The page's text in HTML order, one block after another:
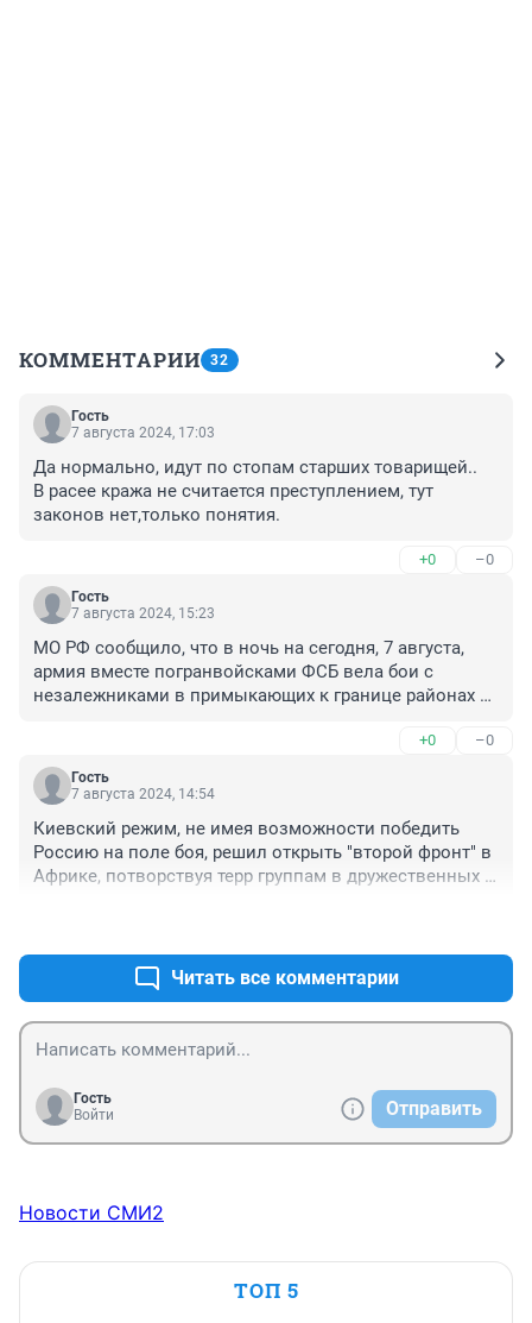
КОММЕНТАРИИ 32
Гость
7 августа 2024, 17:03
Да нормально, идут по стопам старших товарищей..
В расее кража не считается преступлением, тут
законов нет,только понятия.
+0 –0
Гость
7 августа 2024, 15:23
МО РФ сообщило, что в ночь на сегодня, 7 августа,
армия вместе погранвойсками ФСБ вела бои с
незалежниками в примыкающих к границе районах
ракетные войска и артиллерия нанесли удары по
силам противника, не допустив его продвижения
вглубь территории России. Удары наносились и по
В регионе организован вывоз жителей из
приграничья.
Потери незалежников оценивает в 260 человек и 50
пехоты, 31 боевая бронированная машина,
инженерная машина разграждения и 6 автомобилей.
Также на трофеи пошли две самоходные зенитные
установки комплекса «Бук М1», установка
разминирования УР-77 и станция радиоэлектронной
+0 –0
Гость
7 августа 2024, 14:54
Киевский режим, не имея возможности победить
Россию на поле боя, решил открыть "второй фронт" в
Африке, потворствуя терр группам в дружественных
подготовки местных терр украинскими
инструкторами.
Читать все комментарии
Гость
Войти
Отправить
Новости СМИ2
ТОП 5